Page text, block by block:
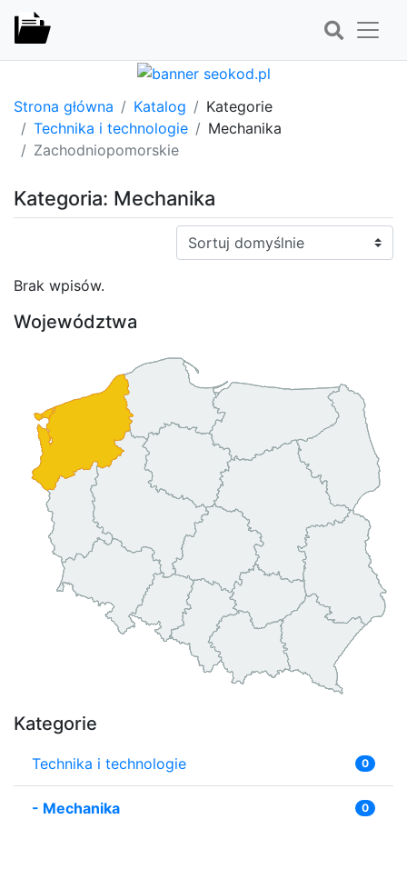
Strona główna Katalog
Kategorie
Technika i technologie
Mechanika
Zachodniopomorskie
Kategoria: Mechanika
Sortuj:
Brak wpisów.
Województwa
Kategorie
Technika i technologie 0
- Mechanika 0